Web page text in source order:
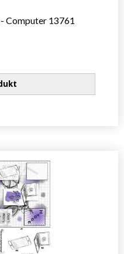
Computer 13761